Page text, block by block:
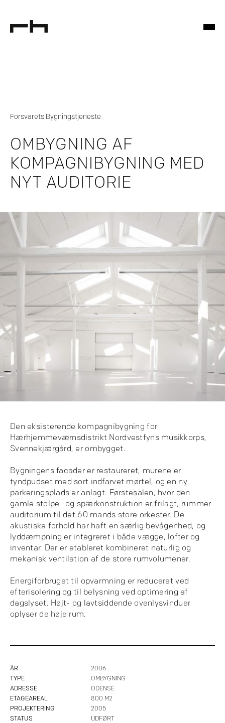
Forsvarets Bygningstjeneste
OMBYGNING AF
KOMPAGNIBYGNING MED
NYT AUDITORIE
ÅR
2006
TYPE
OMBYGNING
ADRESSE
ODENSE
ETAGEAREAL
800 M2
PROJEKTERING
2005
STATUS
UDFØRT
Den eksisterende kompagnibygning for
Hærhjemmeværnsdistrikt Nordvestfyns musikkorps,
Svennekjærgård, er ombygget.
Bygningens facader er restaureret, murene er
tyndpudset med sort indfarvet mørtel, og en ny
parkeringsplads er anlagt. Førstesalen, hvor den
gamle stolpe- og spærkonstruktion er frilagt, rummer
auditorium til det 60 mands store orkester. De
akustiske forhold har haft en særlig bevågenhed, og
lyddæmpning er integreret i både vægge, lofter og
inventar. Der er etableret kombineret naturlig og
mekanisk ventilation af de store rumvolumener.
Energiforbruget til opvarmning er reduceret ved
efterisolering og til belysning ved optimering af
dagslyset. Højt- og lavtsiddende ovenlysvinduer
oplyser de høje rum.